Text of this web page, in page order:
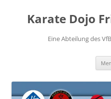
springenKarate Dojo
Eine Abteilung des